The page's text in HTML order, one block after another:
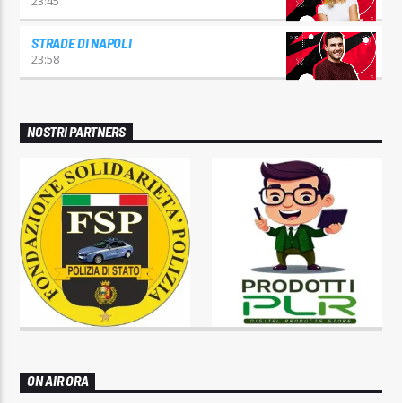
STRADE DI NAPOLI
23:58
NOSTRI PARTNERS
ON AIR ORA